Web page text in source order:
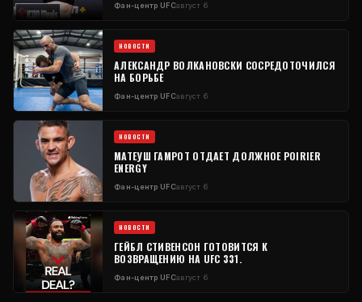
Фан-центр UFCавгуст 6
НОВОСТИ
АЛЕКСАНДР ВОЛКАНОВСКИ СОСРЕДОТОЧИЛСЯ
НА БОРЬБЕ
Фан-центр UFCавгуст 6
НОВОСТИ
МАТЕУШ ГАМРОТ ОТДАЕТ ДОЛЖНОЕ POIRIER
ENERGY
Фан-центр UFCавгуст 6
НОВОСТИ
ГЕЙБЛ СТИВЕНСОН ГОТОВИТСЯ К
ВОЗВРАЩЕНИЮ НА UFC 331.
Фан-центр UFCавгуст 6